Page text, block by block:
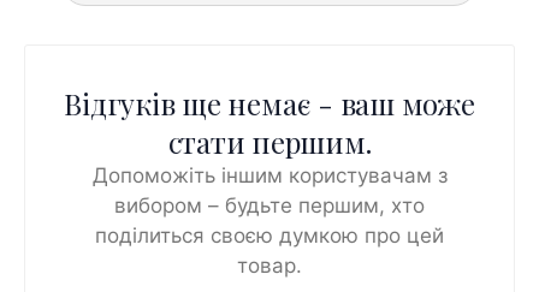
Відгуків ще немає - ваш може
стати першим.
Допоможіть іншим користувачам з
вибором – будьте першим, хто
поділиться своєю думкою про цей
товар.